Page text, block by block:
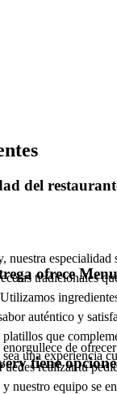
tes
del
nuestra especialidad
tradicionales
auténtico y
que
una experiencia
ofrece
de
realizar tu
nuestro equipo se
tiene